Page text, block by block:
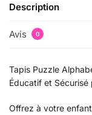
Description
Avis 0
Tapis Puzzle
Éducatif et Sécurisé
Offrez à votre